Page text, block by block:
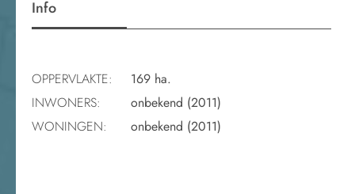
Info
OPPERVLAKTE:
169 ha.
INWONERS:
onbekend (2011)
WONINGEN:
onbekend (2011)